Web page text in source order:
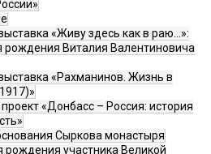
«Живу здесь как в раю…»:
рождения Виталия Валентиновича
«Рахманинов. Жизнь в
«Донбасс – Россия: история
Сыркова монастыря
рождения участника Великой